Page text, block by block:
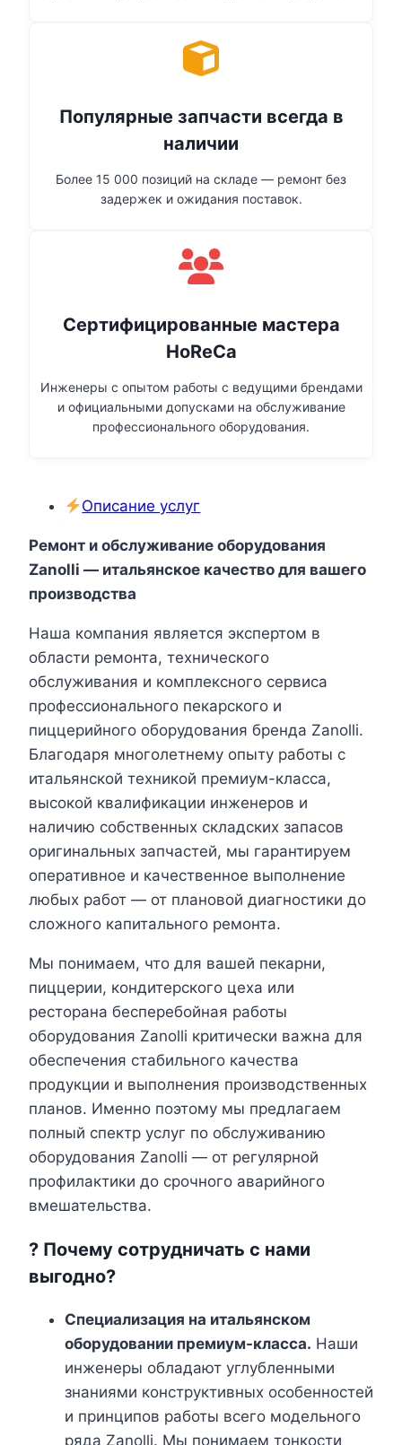
Популярные запчасти всегда в
наличии
Более 15 000 позиций на складе — ремонт без
задержек и ожидания поставок.
Сертифицированные мастера
HoReCa
Инженеры с опытом работы с ведущими брендами
и официальными допусками на обслуживание
профессионального оборудования.
Описание услуг
Ремонт и обслуживание оборудования
Zanolli — итальянское качество для вашего
производства
Наша компания является экспертом в
области ремонта, технического
обслуживания и комплексного сервиса
профессионального пекарского и
пиццерийного оборудования бренда Zanolli.
Благодаря многолетнему опыту работы с
итальянской техникой премиум-класса,
высокой квалификации инженеров и
наличию собственных складских запасов
оригинальных запчастей, мы гарантируем
оперативное и качественное выполнение
любых работ — от плановой диагностики до
сложного капитального ремонта.
Мы понимаем, что для вашей пекарни,
пиццерии, кондитерского цеха или
ресторана бесперебойная работы
оборудования Zanolli критически важна для
обеспечения стабильного качества
продукции и выполнения производственных
планов. Именно поэтому мы предлагаем
полный спектр услуг по обслуживанию
оборудования Zanolli — от регулярной
профилактики до срочного аварийного
вмешательства.
?️ Почему сотрудничать с нами
выгодно?
Специализация на итальянском
оборудовании премиум-класса. Наши
инженеры обладают углубленными
знаниями конструктивных особенностей
и принципов работы всего модельного
ряда Zanolli. Мы понимаем тонкости